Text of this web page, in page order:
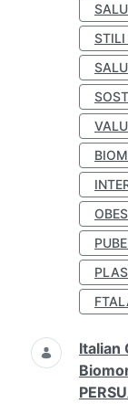
STILI
Italian